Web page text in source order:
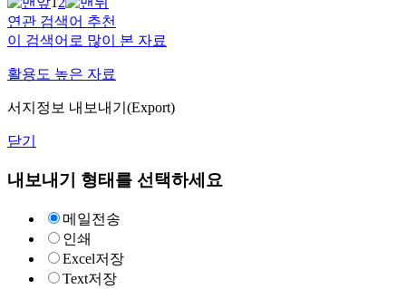
연관 검색어 추천
이 검색어로 많이 본 자료
활용도 높은 자료
서지정보 내보내기(Export)
닫기
내보내기 형태를 선택하세요
메일전송
인쇄
Excel저장
Text저장